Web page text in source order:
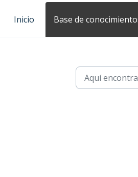
Inicio
Base de